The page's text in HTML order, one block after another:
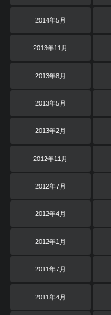
2014年5月
2013年11月
2013年8月
2013年5月
2013年2月
2012年11月
2012年7月
2012年4月
2012年1月
2011年7月
2011年4月